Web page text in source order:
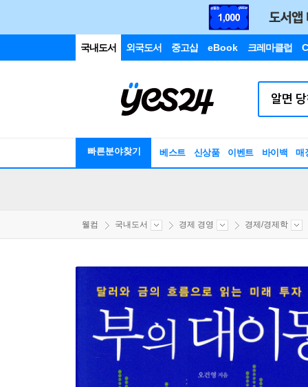
국내도서 외국도서 중고샵 eBook 크레마클럽
빠른분야찾기 베스트 신상품 이벤트 바이백 매
웰컴 국내도서 경제 경영 경제/경제학